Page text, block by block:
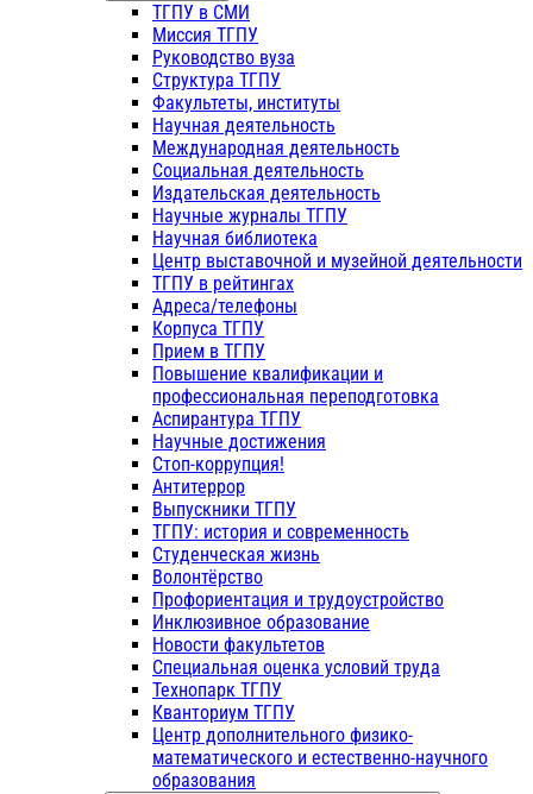
ТГПУ в СМИ
Миссия ТГПУ
Руководство вуза
Структура ТГПУ
Факультеты, институты
Научная деятельность
Международная деятельность
Социальная деятельность
Издательская деятельность
Научные журналы ТГПУ
Научная библиотека
Центр выставочной и музейной деятельности
ТГПУ в рейтингах
Адреса/телефоны
Корпуса ТГПУ
Прием в ТГПУ
Повышение квалификации и
профессиональная переподготовка
Аспирантура ТГПУ
Научные достижения
Стоп-коррупция!
Антитеррор
Выпускники ТГПУ
ТГПУ: история и современность
Студенческая жизнь
Волонтёрство
Профориентация и трудоустройство
Инклюзивное образование
Новости факультетов
Специальная оценка условий труда
Технопарк ТГПУ
Кванториум ТГПУ
Центр дополнительного физико-
математического и естественно-научного
образования